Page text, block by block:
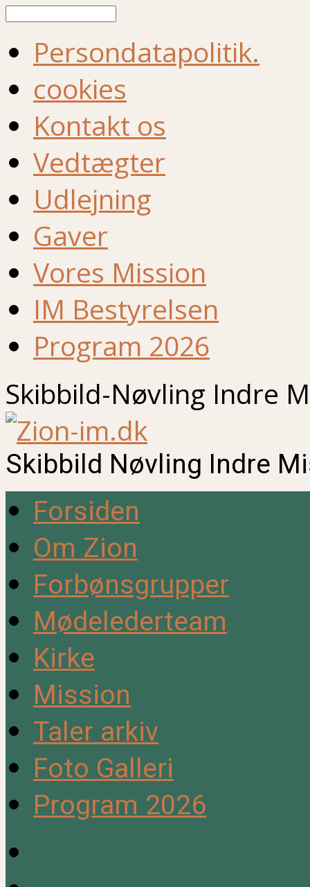
Persondatapolitik.
cookies
Kontakt os
Vedtægter
Udlejning
Gaver
Vores Mission
IM Bestyrelsen
Program 2026
Skibbild-Nøvling Indre
Skibbild Nøvling Indre
Forsiden
Om Zion
Forbønsgrupper
Mødelederteam
Kirke
Mission
Taler arkiv
Foto Galleri
Program 2026